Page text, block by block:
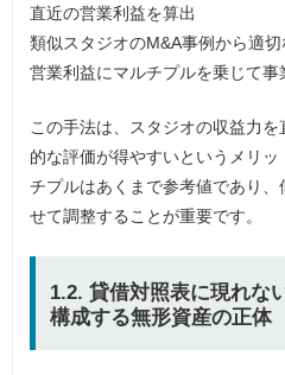
直近の営業利益を算出
類似スタジオのM&A事例から適
営業利益にマルチプルを乗じて事
この手法は、スタジオの収益力
的な評価が得やすいというメリ
チプルはあくまで参考値であり
せて調整することが重要です。
1.2. 貸借対照表に現れな
構成する無形資産の正体